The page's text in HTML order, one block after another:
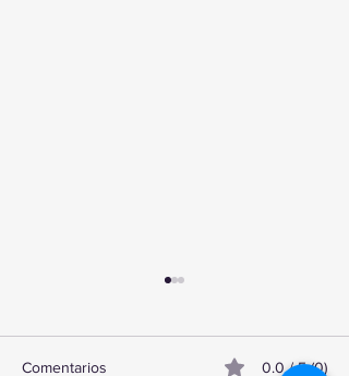
Comentarios 0.0 / 5 (0)